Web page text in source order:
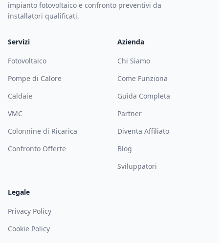
impianto fotovoltaico e confronto preventivi da
installatori qualificati.
Servizi
Fotovoltaico
Pompe di Calore
Caldaie
VMC
Colonnine di Ricarica
Confronto Offerte
Azienda
Chi Siamo
Come Funziona
Guida Completa
Partner
Diventa Affiliato
Blog
Sviluppatori
Legale
Privacy Policy
Cookie Policy